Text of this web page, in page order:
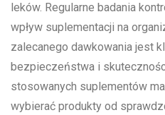
leków. Regularne badania
wpływ suplementacji na
zalecanego dawkowania jest
bezpieczeństwa i
stosowanych suplementów
wybierać produkty od